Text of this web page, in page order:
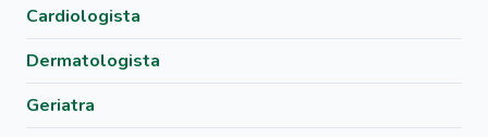
Cardiologista
Dermatologista
Geriatra